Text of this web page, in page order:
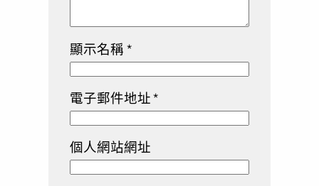
顯示名稱*
電子郵件地址*
個人網站網址